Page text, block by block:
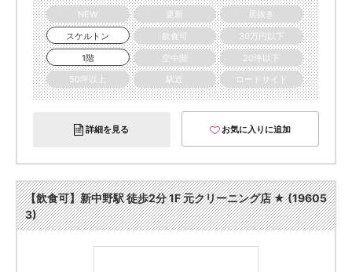
NEW
更新
居抜き
スケルトン
飲食可
30万円以下
1階
空中階
20坪以下
50坪以上
駅近 ロードサイド
詳細を見る お気に入りに追加
【飲食可】新中野駅 徒歩2分 1F 元クリーニング店 ★ (19605
3)